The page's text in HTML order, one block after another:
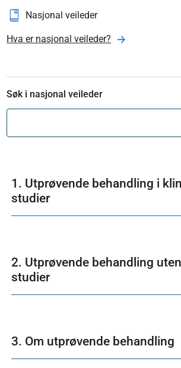
Nasjonal veileder
Hva er nasjonal veileder?
Søk i nasjonal veileder
1. Utprøvende behandling i
studier
2. Utprøvende behandling
studier
3. Om utprøvende behandling